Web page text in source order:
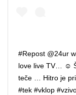
#Repost @24ur
love live TV… ☺️
teče … Hitro je
#tek #vklop